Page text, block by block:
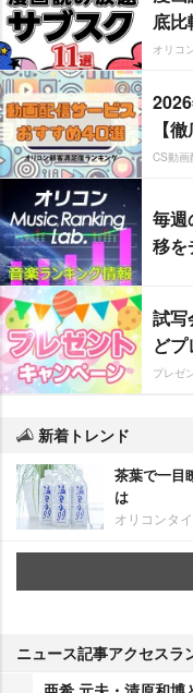
底比
オリコ
【
CS動画
毎週
移を
試写
どプ
プレゼ
新着トレンド
茶葉で一目
は
オリコンタ
ニュース記事アクセスラ